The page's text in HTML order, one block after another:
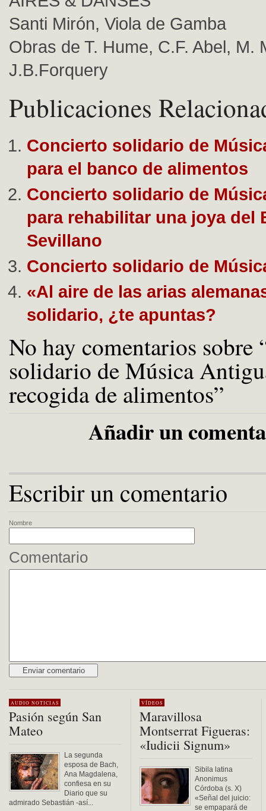
Santi Mirón, Viola de Gamba
Obras de T. Hume, C.F. Abel, M.
J.B.Forquery
Publicaciones
Concierto solidario de
para el banco de alimentos
Concierto solidario de
para rehabilitar una joya del
Sevillano
Concierto solidario de
«Al aire de las arias
solidario, ¿te apuntas?
No hay comentarios sobre
solidario de Música
recogida de alimentos”
Añadir un
Escribir un comentario
Nombre
Comentario
AUDIO NOTICIAS
Pasión según San
Mateo
La segunda
esposa de Bach,
Ana Magdalena,
confiesa en su
Diario que su
admirado Sebastián -así...
VÍDEOS
Maravillosa
Montserrat Figueras:
«Iudicii Signum»
Sibila latina
Anonimus
Córdoba (s. X)
«Señal del juicio:
se empapará de